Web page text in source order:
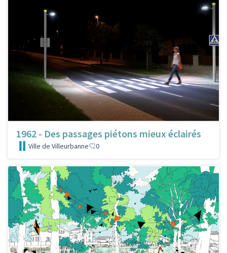
1962 - Des passages piétons mieux éclairés
Ville de Villeurbanne 0